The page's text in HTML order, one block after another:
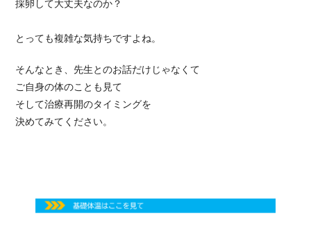
採卵して大丈夫なのか？
とっても複雑な気持ちですよね。
そんなとき、先生とのお話だけじゃなくて
ご自身の体のことも見て
そして治療再開のタイミングを
決めてみてください。